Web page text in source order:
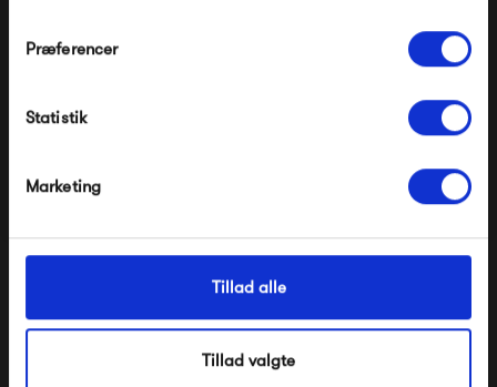
Præferencer
Statistik
Marketing
Tillad alle
Tillad valgte
Muuto Still Café Table Ø
Muuto Still Café Table Ø
*Ved at tilmelde dig accepterer du at modtage e-